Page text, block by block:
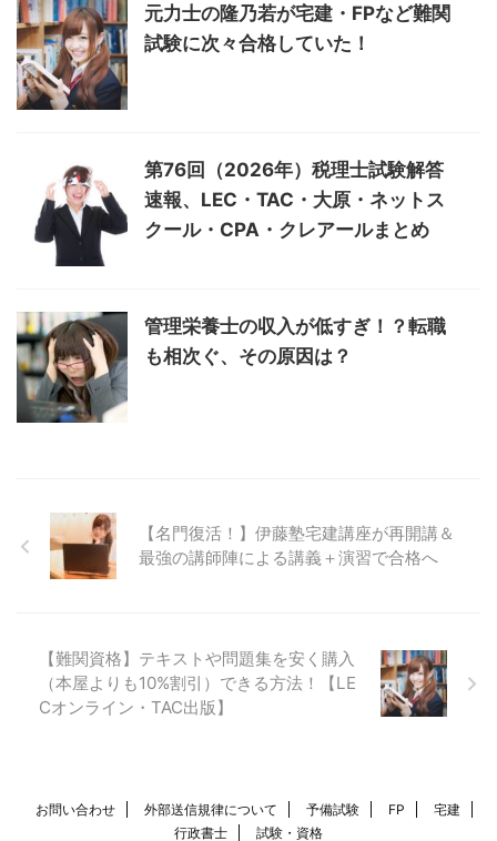
元力士の隆乃若が宅建・FPなど難関
試験に次々合格していた！
第76回（2026年）税理士試験解答
速報、LEC・TAC・大原・ネットス
クール・CPA・クレアールまとめ
管理栄養士の収入が低すぎ！？転職
も相次ぐ、その原因は？
【名門復活！】伊藤塾宅建講座が再開講＆
最強の講師陣による講義＋演習で合格へ
【難関資格】テキストや問題集を安く購入
（本屋よりも10%割引）できる方法！【LE
Cオンライン・TAC出版】
お問い合わせ 外部送信規律について 予備試験 FP
宅建
行政書士
試験・資格